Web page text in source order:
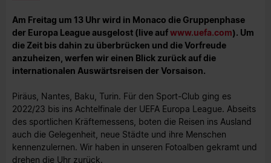
Am Freitag um 13 Uhr wird in Monaco die Gruppenphase
der Europa League ausgelost (live aufwww.uefa.com). Um
die Zeit bis dahin zu überbrücken und die Vorfreude
anzuheizen, werfen wir einen Blick zurück auf die
internationalen Auswärtsreisen der Vorsaison.
Piräus, Nantes, Baku, Turin. Für den Sport-Club ging es
2022/23 bis ins Achtelfinale der UEFA Europa League. Abseits
des sportlichen Kräftemessens, boten die Reisen ins Ausland
auch die Gelegenheit, neue Städte und ihre Menschen
kennenzulernen. Wir haben in unseren Fotoalben gekramt und
drehen die Uhr zurück.